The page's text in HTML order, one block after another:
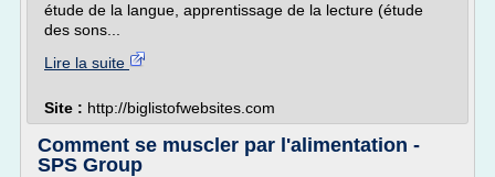
étude de la langue, apprentissage de la lecture (étude
des sons...
Lire la suite
Site : http://biglistofwebsites.com
Comment se muscler par l'alimentation -
SPS Group